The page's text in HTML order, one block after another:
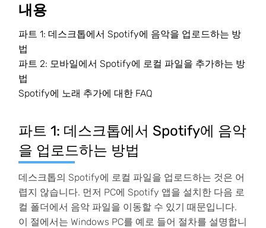
내용
파트 1: 데스크톱에서 Spotify에 음악을 업로드하는 방
법
파트 2: 모바일에서 Spotify에 로컬 파일을 추가하는 방
법
Spotify에 노래 추가에 대한 FAQ
파트 1: 데스크톱에서 Spotify에 음악
을 업로드하는 방법
데스크톱의 Spotify에 로컬 파일을 업로드하는 것은 어
렵지 않습니다. 먼저 PC에 Spotify 앱을 설치한 다음 로
컬 폴더에서 음악 파일을 이동할 수 있기 때문입니다.
이 절에서는 Windows PC를 예로 들어 절차를 설명합니